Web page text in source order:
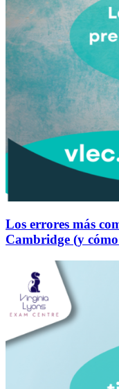
Los errores más
Cambridge (y